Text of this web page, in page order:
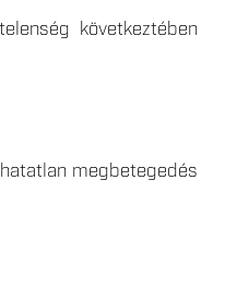
következtében
megbetegedés